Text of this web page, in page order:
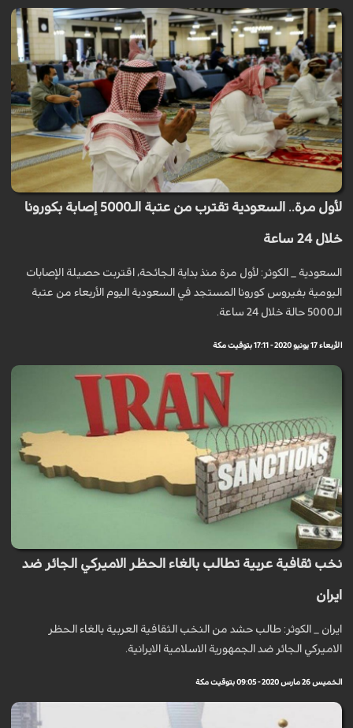
لأول مرة.. السعودية تقترب من عتبة الـ5000 إصابة بكورونا
خلال 24 ساعة
السعودية _ الكوثر: لأول مرة منذ بداية الجائحة، اقتربت حصيلة الإصابات
اليومية بفيروس كورونا المستجد في السعودية اليوم الأربعاء من عتبة
الـ5000 حالة خلال 24 ساعة.
الأربعاء 17 يونيو 2020 - 17:11 بتوقيت مكة
نخب ثقافية عربية تطالب بالغاء الحظر الاميركي الجائر ضد
ايران
ايران _ الكوثر: طالب حشد من النخب الثقافية العربية بالغاء الحظر
الاميركي الجائر ضد الجمهورية الاسلامية الايرانية.
الخميس 26 مارس 2020 - 09:05 بتوقيت مكة